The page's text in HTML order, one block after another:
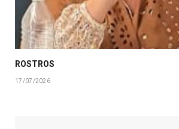
ROSTROS
17/07/2026